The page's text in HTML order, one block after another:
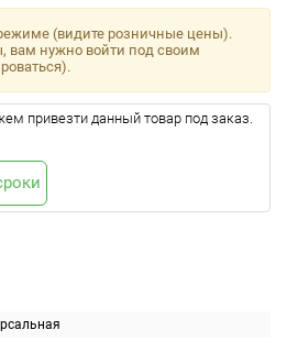
(видите розничные цены).
вам нужно войти под своим
привезти данный товар под заказ.